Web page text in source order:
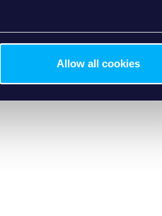
Allow all cookies